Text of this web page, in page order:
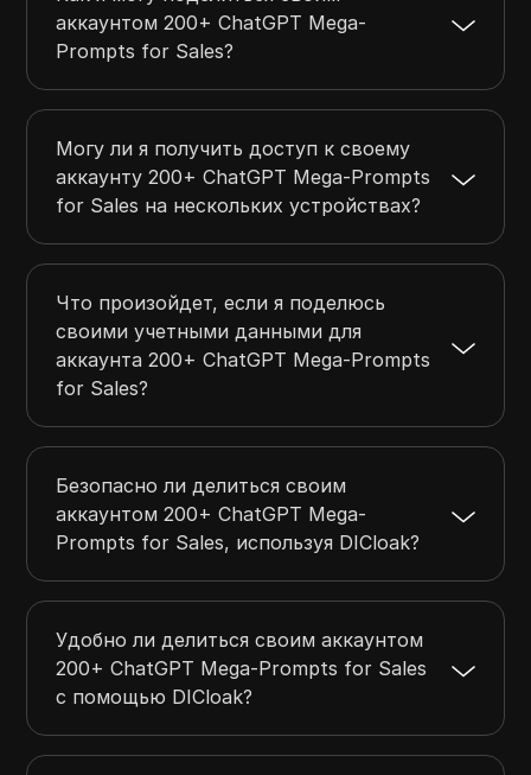
аккаунтом 200+ ChatGPT Mega-
Prompts for Sales?
Могу ли я получить доступ к своему
аккаунту 200+ ChatGPT Mega-Prompts
for Sales на нескольких устройствах?
Что произойдет, если я поделюсь
своими учетными данными для
аккаунта 200+ ChatGPT Mega-Prompts
for Sales?
Безопасно ли делиться своим
аккаунтом 200+ ChatGPT Mega-
Prompts for Sales, используя DICloak?
Удобно ли делиться своим аккаунтом
200+ ChatGPT Mega-Prompts for Sales
с помощью DICloak?